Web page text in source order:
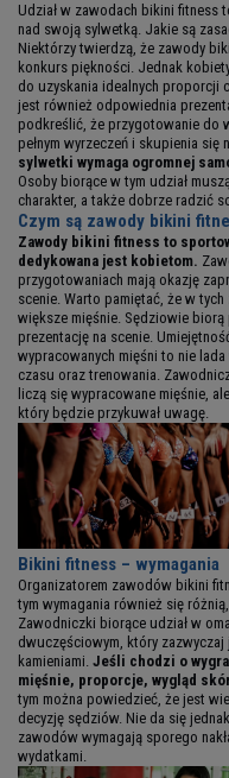
Udział w zawodach bikini fitness
nad swoją sylwetką. Jakie są
Niektórzy twierdzą, że zawody
konkurs piękności. Jednak
do uzyskania idealnych proporcji
jest również odpowiednia
podkreślić, że przygotowanie do
pełnym wyrzeczeń i skupienia się
sylwetki wymaga ogromnej
Osoby biorące w tym udział
charakter, a także dobrze radzić
Czym są zawody bikini
Zawody bikini fitness to
dedykowana jest kobietom.
przygotowaniach mają okazję
scenie. Warto pamiętać, że w
większe mięśnie. Sędziowie
prezentację na scenie.
wypracowanych mięśni to nie
czasu oraz trenowania.
liczą się wypracowane mięśnie,
który będzie przykuwał uwagę.
Bikini fitness – wymagania
Organizatorem zawodów bikini
tym wymagania również się
Zawodniczki biorące udział w
dwuczęściowym, który
kamieniami. Jeśli chodzi o
mięśnie, proporcje, wygląd
tym można powiedzieć, że jest
decyzję sędziów. Nie da się
zawodów wymagają sporego
wydatkami.